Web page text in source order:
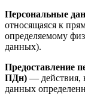
Персональные
относящаяся к
определяемому
данных).
Предоставление
ПДн) — действия,
данных